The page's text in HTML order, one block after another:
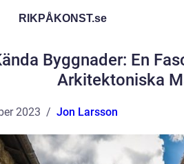
RIKPÅKONST.se
Byggnader: En
Arkitektoniska
2023 Jon Larsson